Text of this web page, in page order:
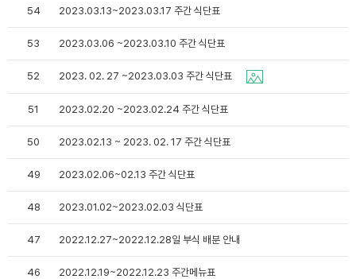
54 2023.03.13~2023.03.17 주간 식단표
53 2023.03.06 ~2023.03.10 주간 식단표
52 2023. 02. 27 ~2023.03.03 주간 식단표
51 2023.02.20 ~2023.02.24 주간 식단표
50 2023.02.13 ~ 2023. 02. 17 주간 식단표
49 2023.02.06~02.13 주간 식단표
48 2023.01.02~2023.02.03 식단표
47 2022.12.27~2022.12.28일 부식 배분 안내
46 2022.12.19~2022.12.23 주간메뉴표